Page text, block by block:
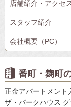
店舗紹介・アクセ
スタッフ紹介
会社概要（PC）
番町・麹町
正金アパートメント
ザ・パークハウス